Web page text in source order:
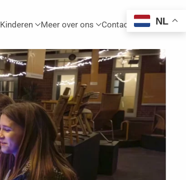
Kinderen Meer over ons Contact NL